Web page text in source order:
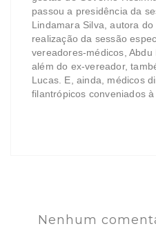
passou a presidência da
Lindamara Silva, autora
realização da sessão
vereadores-médicos, Abdu
além do ex-vereador,
Lucas. E, ainda, médicos
filantrópicos conveniados à
Nenhum